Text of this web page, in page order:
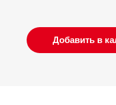
Добавить в